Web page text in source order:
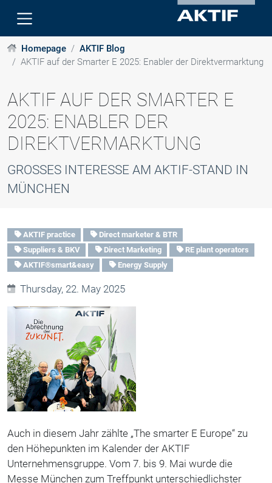
Homepage
AKTIF Blog
AKTIF auf der Smarter E 2025: Enabler der Direktvermarktung
AKTIF AUF DER SMARTER E
2025: ENABLER DER
DIREKTVERMARKTUNG
GROSSES INTERESSE AM AKTIF-STAND IN M
ÜNCHEN
AKTIF practice
Direct marketer & BTR
Suppliers & BKV
Direct Marketing
RE plant operators
AKTIF®smart&easy
Energy Supply
Thursday, 22. May 2025
Auch in diesem Jahr zählte „The smarter E Europe“ zu
den Höhepunkten im Kalender der AKTIF
Unternehmensgruppe. Vom 7. bis 9. Mai wurde die
Messe München zum Treffpunkt unterschiedlichster